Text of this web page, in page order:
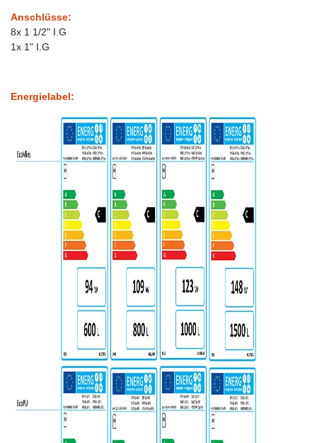
Anschlüsse:
8x 1 1/2" I.G
1x 1" I.G
Energielabel: